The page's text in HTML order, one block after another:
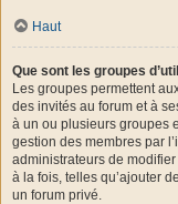
Haut
Que sont les groupes
Les groupes permettent
des invités au forum et à
à un ou plusieurs groupes
gestion des membres par
administrateurs de
à la fois, telles qu’ajouter
un forum privé.